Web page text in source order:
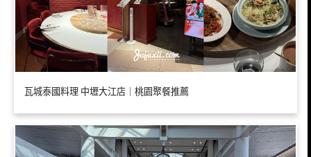
瓦城泰國料理 中壢大江店｜桃園聚餐推薦